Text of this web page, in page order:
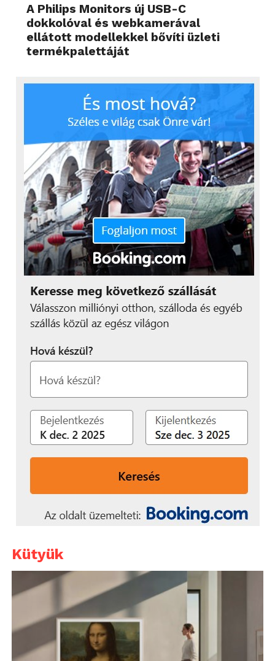
A Philips Monitors új USB-C
dokkolóval és webkamerával
ellátott modellekkel bővíti üzleti
termékpalettáját
Kütyük